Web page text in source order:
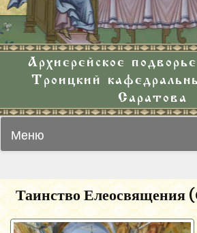
Архиерейское
Троицкий
Саратова
Меню
Таинство Елеосвящения